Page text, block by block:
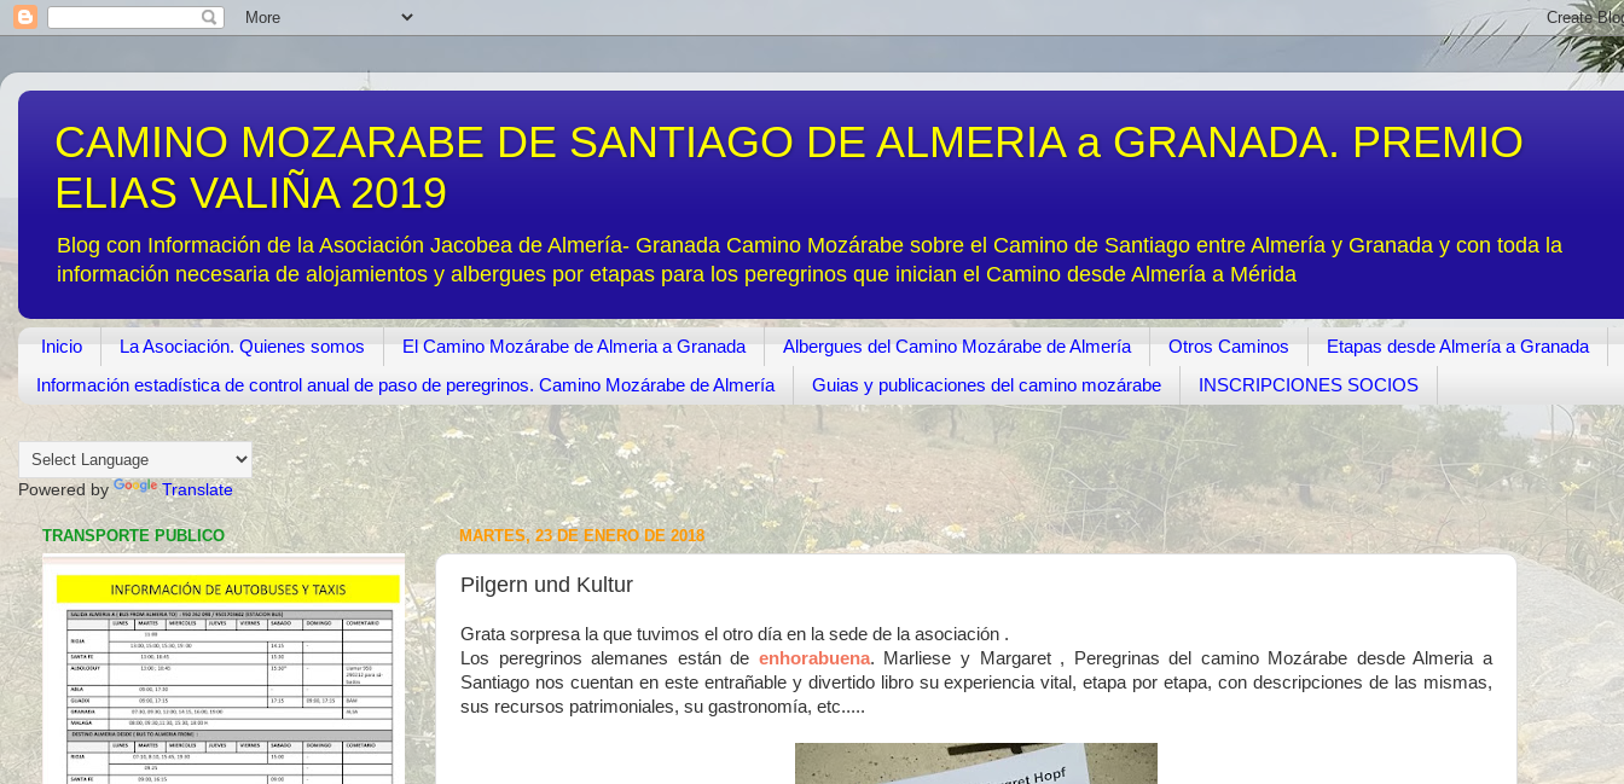
CAMINO MOZARABE DE SANTIAGO DE ALMERIA a GRANADA. PREMIO
ELIAS VALIÑA 2019
Blog con Información de la Asociación Jacobea de Almería- Granada Camino Mozárabe sobre el Camino de Santiago entre Almería y Granada y con toda la
información necesaria de alojamientos y albergues por etapas para los peregrinos que inician el Camino desde Almería a Mérida
Inicio La Asociación. Quienes somos El Camino Mozárabe de Almeria a Granada Albergues del Camino Mozárabe de Almería Otros Caminos
Etapas desde Almería a Granada
Información estadística de control anual de paso de peregrinos. Camino Mozárabe de Almería
Guias y publicaciones del camino mozárabe INSCRIPCIONES SOCIOS
Powered by Translate
MARTES, 23 DE ENERO DE 2018
Pilgern und Kultur
Grata sorpresa la que tuvimos el otro día en la sede de la asociación .
Los peregrinos alemanes están de enhorabuena. Marliese y Margaret , Peregrinas del camino Mozárabe desde Almeria a
Santiago nos cuentan en este entrañable y divertido libro su experiencia vital, etapa por etapa, con descripciones de las mismas,
sus recursos patrimoniales, su gastronomía, etc.....
TRANSPORTE PUBLICO